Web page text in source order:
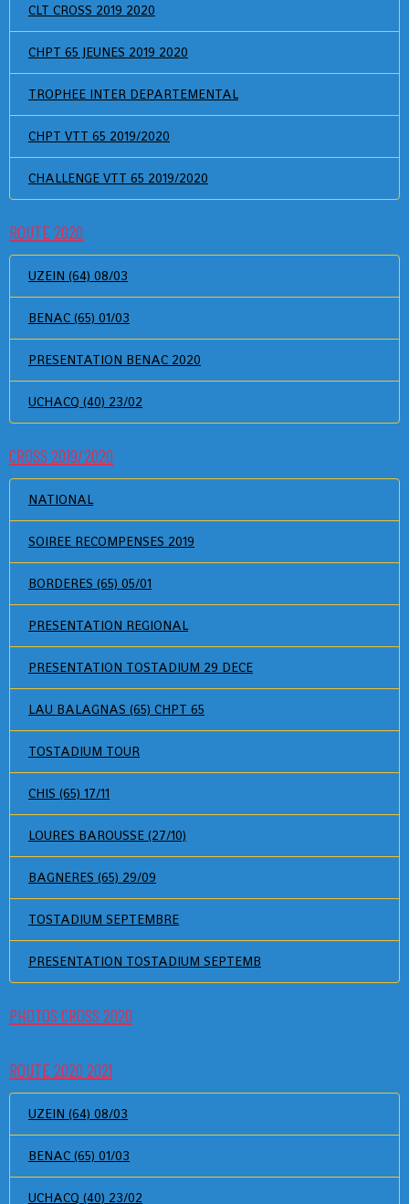
CLT CROSS 2019 2020
CHPT 65 JEUNES 2019 2020
TROPHEE INTER DEPARTEMENTAL
CHPT VTT 65 2019/2020
CHALLENGE VTT 65 2019/2020
ROUTE 2020
UZEIN (64) 08/03
BENAC (65) 01/03
PRESENTATION BENAC 2020
UCHACQ (40) 23/02
CROSS 2019/2020
NATIONAL
SOIREE RECOMPENSES 2019
BORDERES (65) 05/01
PRESENTATION REGIONAL
PRESENTATION TOSTADIUM 29 DECE
LAU BALAGNAS (65) CHPT 65
TOSTADIUM TOUR
CHIS (65) 17/11
LOURES BAROUSSE (27/10)
BAGNERES (65) 29/09
TOSTADIUM SEPTEMBRE
PRESENTATION TOSTADIUM SEPTEMB
PHOTOS CROSS 2020
ROUTE 2020 2021
UZEIN (64) 08/03
BENAC (65) 01/03
UCHACQ (40) 23/02